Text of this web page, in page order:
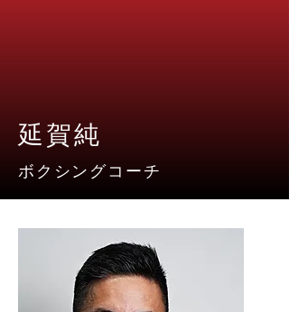
延賀純
ボクシングコーチ